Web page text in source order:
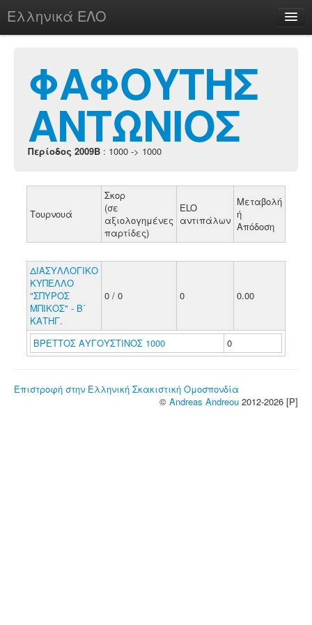
Ελληνικά ΕΛΟ
chesstu.be @ discord
Login
ΦΑΦΟΥΤΗΣ
ΑΝΤΩΝΙΟΣ
Περίοδος 2009B : 1000 -> 1000
Τουρνουά
Σκορ
(σε
αξιολογημένες
παρτίδες)
ELO
αντιπάλων
Μεταβολή
ή
Απόδοση
ΔΙΑΣΥΛΛΟΓΙΚΟ
ΚΥΠΕΛΛΟ
"ΣΠΥΡΟΣ
ΜΠΙΚΟΣ" - Β΄
ΚΑΤΗΓ.
0 / 0 0 0.00
ΒΡΕΤΤΟΣ ΑΥΓΟΥΣΤΙΝΟΣ 1000 0
Επιστροφή στην Ελληνική Σκακιστική Ομοσπονδία
© Andreas Andreou 2012-2026 [P]